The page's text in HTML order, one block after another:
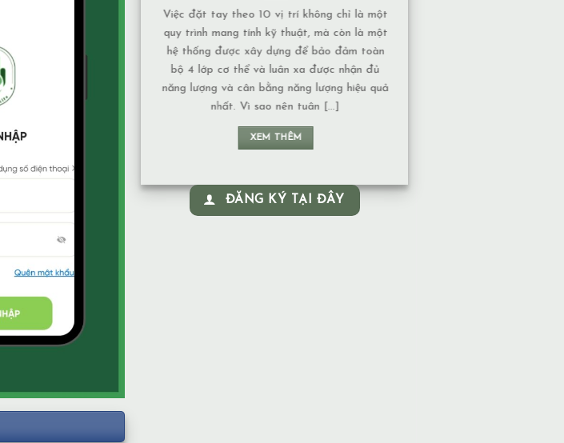
vị trí không chỉ là một
dựng để bảo đảm toàn
luân xa được nhận đủ
năng lượng hiệu quả
nên tuân [...]
THÊM
Mạch nước ngầm có nhiều dạng khác nhau,
và mức độ ảnh hưởng về năng lượng cũng
phụ thuộc vào tính chất của nguồn nước: 1.
Nước chảy hay nước đọng – Nếu là nước
chảy, năng lượng thường chuyển động liên
tục nên không tạo ra ứ đọng. – Nếu là nước
đọng, lâu [...]
ĐĂNG KÝ TẠI ĐÂY